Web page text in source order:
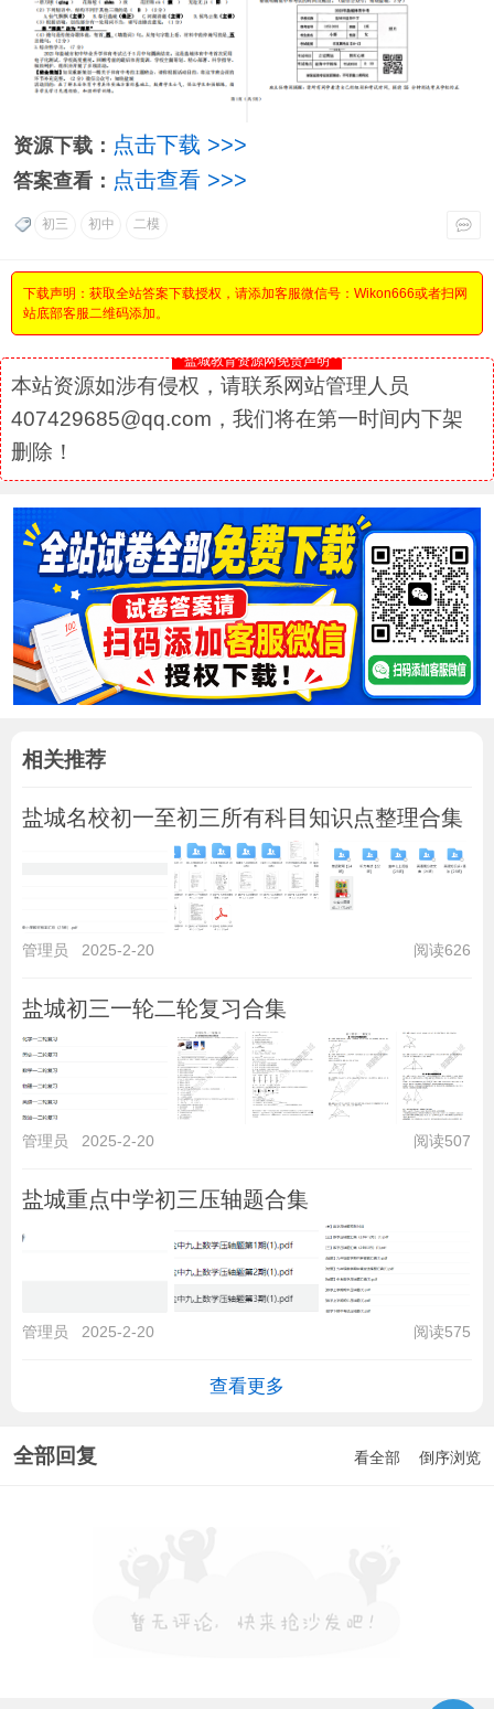
资源下载： 点击下载 >>>
答案查看： 点击查看 >>>
初三 初中 二模
下载声明：获取全站答案下载授权，请添加客服微信号：Wikon666或者扫网
站底部客服二维码添加。
盐城教育资源网免责声明
本站资源如涉有侵权，请联系网站管理人员
407429685@qq.com，我们将在第一时间内下架
删除！
相关推荐
盐城名校初一至初三所有科目知识点整理合集
管理员 2025-2-20 阅读626
盐城初三一轮二轮复习合集
管理员 2025-2-20 阅读507
盐城重点中学初三压轴题合集
管理员 2025-2-20 阅读575
查看更多
全部回复 看全部 倒序浏览